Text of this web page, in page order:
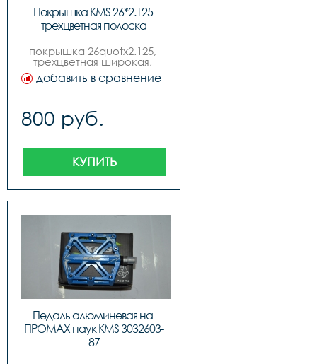
Покрышка KMS 26*2.125
трехцветная полоска
покрышка 26quotx2.125,
трехцветная широкая,
высокое качество, бренд
quotkmsquot.
добавить в сравнение
800 руб.
КУПИТЬ
Педаль алюминевая на
ПРОМАХ паук KMS 3032603-
87